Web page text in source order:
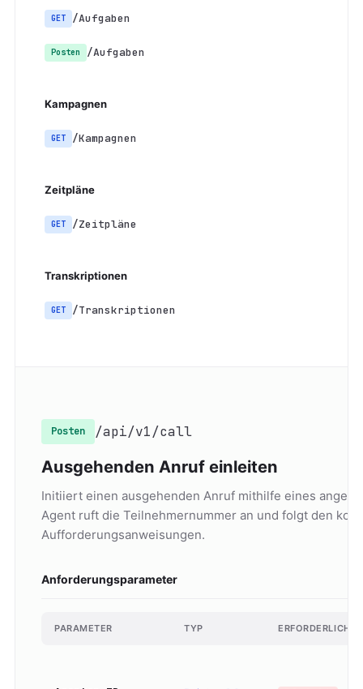
GET /Aufgaben
Posten /Aufgaben
Kampagnen
GET /Kampagnen
Zeitpläne
GET /Zeitpläne
Transkriptionen
GET /Transkriptionen
Posten /api/v1/call
Ausgehenden Anruf einleiten
Initiiert einen ausgehenden Anruf mithilfe eines
Agent ruft die Teilnehmernummer an und folgt den
Aufforderungsanweisungen.
Anforderungsparameter
PARAMETER TYP ERFORDERLICH